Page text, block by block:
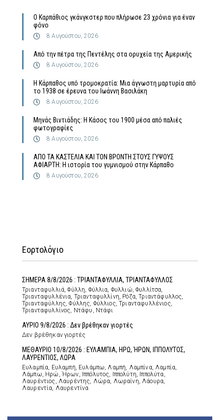
Ο Καρπάθιος γκάνγκστερ που πλήρωσε 23 χρόνια για έναν
φόνο
8 Αυγούστου, 2026
Από την πέτρα της Πεντέλης στα ορυχεία της Αμερικής
8 Αυγούστου, 2026
Η Κάρπαθος υπό τρομοκρατία: Μια άγνωστη μαρτυρία από
το 1938 σε έρευνα του Ιωάννη Βασιλάκη
8 Αυγούστου, 2026
Μηνάς Βιντιάδης: Η Κάσος του 1900 μέσα από παλιές
φωτογραφίες
8 Αυγούστου, 2026
ΑΠΟ ΤΑ ΚΑΣΤΕΛΙΑ ΚΑΙ ΤΟΝ ΒΡΟΝΤΗ ΣΤΟΥΣ ΓΥΨΟΥΣ
ΑΦΙΑΡΤΗ: Η ιστορία του γυμνισμού στην Κάρπαθο
8 Αυγούστου, 2026
Εορτολόγιο
ΣΗΜΕΡΑ 8/8/2026 : ΤΡΙΑΝΤΑΦΥΛΛΙΑ, ΤΡΙΑΝΤΑΦΥΛΛΟΣ
Τριανταφυλλιά, Φύλλη, Φύλλια, Φυλλιώ, Φυλλίτσα,
Τριανταφυλλένια, Τριανταφυλλίνη, Ρόζα, Τριαντάφυλλος,
Τριανταφύλλης, Φύλλης, Φύλλιος, Τριανταφυλλένιος,
Τριανταφυλλίνος, Ντάφυ, Ντάφι
ΑΥΡΙΟ 9/8/2026 : Δεν βρέθηκαν γιορτές
Δεν βρέθηκαν γιορτές
ΜΕΘΑΥΡΙΟ 10/8/2026 : ΕΥΛΑΜΠΙΑ, ΗΡΩ, ΉΡΩΝ, ΙΠΠΟΛΥΤΟΣ,
ΛΑΥΡΕΝΤΙΟΣ, ΛΩΡΑ
Ευλαμπία, Ευλαμπή, Ευλάμπω, Λαμπή, Λαμπίνα, Λαμπία,
Λάμπω, Ηρώ, Ήρων, Ιππόλυτος, Ιππολύτη, Ιππολύτα,
Λαυρέντιος, Λαυρέντης, Λώρα, Λωραίνη, Λάουρα,
Λαυρεντία, Λαυρεντίνα